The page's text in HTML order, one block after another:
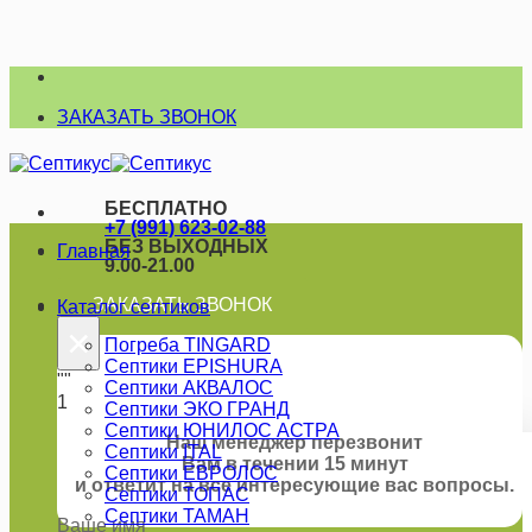
Skip
contentЗАКАЗАТЬ ЗВОНОК
БЕСПЛАТНО
+7 (991) 623-02-88
БЕЗ ВЫХОДНЫХ
9.00-21.00
ЗАКАЗАТЬ ЗВОНОК
×
""
1
Наш менеджер перезвонит
Вам в течении 15 минут
и ответит на все интересующие вас вопросы.
Ваше имя
Главная
Каталог септиков
Погреба TINGARD
Септики EPISHURA
Септики АКВАЛОС
Септики ЭКО ГРАНД
Септики ЮНИЛОС АСТРА
Септики ITAL
Септики ЕВРОЛОС
Септики ТОПАС
Септики ТАМАН